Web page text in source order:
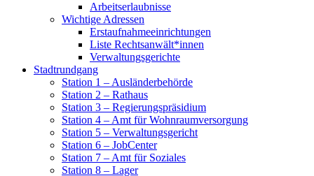
Arbeitserlaubnisse
Wichtige Adressen
Erstaufnahmeeinrichtungen
Liste Rechtsanwält*innen
Verwaltungsgerichte
Stadtrundgang
Station 1 – Ausländerbehörde
Station 2 – Rathaus
Station 3 – Regierungspräsidium
Station 4 – Amt für Wohnraumversorgung
Station 5 – Verwaltungsgericht
Station 6 – JobCenter
Station 7 – Amt für Soziales
Station 8 – Lager